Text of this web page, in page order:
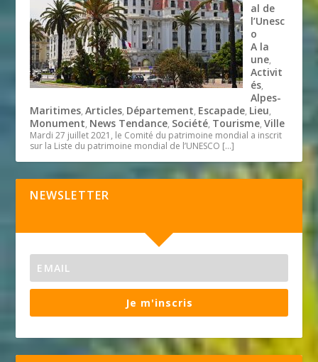
al de
l’Unesc
o
A la
une,
Activit
és,
Alpes-
Maritimes,Articles, Département, Escapade, Lieu,
Monument, News Tendance, Société, Tourisme,Ville
Mardi 27 juillet 2021, le Comité du patrimoine mondial a inscrit
sur la Liste du patrimoine mondial de l’UNESCO […]
NEWSLETTER
Je m'inscris